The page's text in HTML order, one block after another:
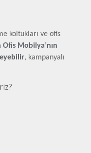
koltukları ve ofis
Ofis Mobilya’nın
, kampanyalı